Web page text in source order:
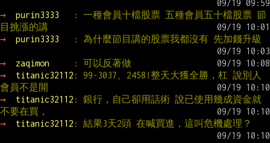
→ purin3333
: 一種會員十檔股票 五種會員五十檔股票 節
目挑漲的講
→
purin3333 : 為什麼節目講的股票我都沒有 先加錢升級
→ zaqimon
: 可以反著做
→
titanic32112 : 99-3037、2458!整天大獲全勝，杠 說別人
會員不是開
→
titanic32112 : 銀行，自己卻用話術 說已使用幾成資金就
不要在買，
→
titanic32112 : 結果3天2頭 在喊買進，這叫危機處理？